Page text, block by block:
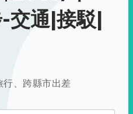
通|接駁|
行、跨縣市出差